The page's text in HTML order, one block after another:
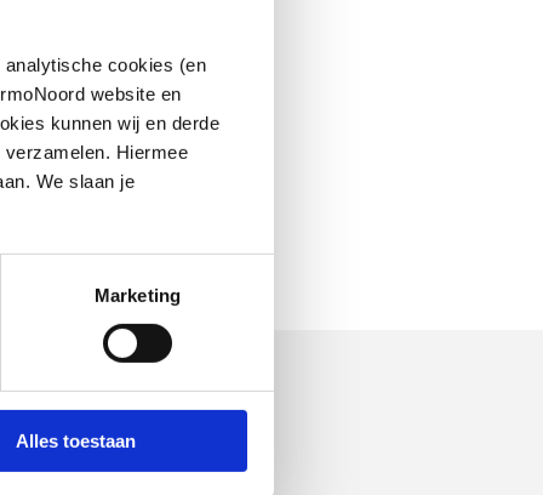
cookies (en
website en
kunnen wij en derde
verzamelen. Hiermee
We slaan je
Marketing
Alles toestaan